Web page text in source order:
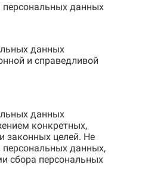
данных
данных
и справедливой
данных
конкретных,
законных целей. Не
персональных данных,
сбора персональных